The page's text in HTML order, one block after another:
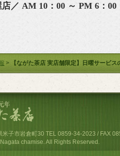
店／ AM 10：00 ～ PM 6：
> 【ながた茶店 実店舗限定】日曜サービス
米子市岩倉町30 TEL 0859-34-2023 / FAX
chamise. All Rights Reserved.